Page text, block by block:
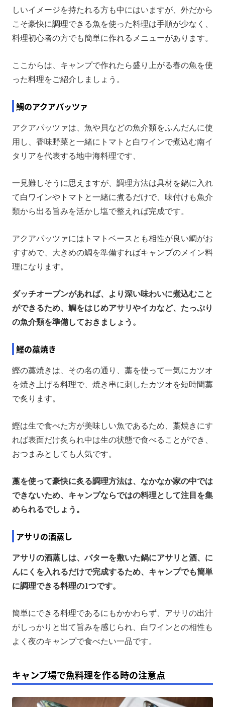
しいイメージを持たれる方も中にはいますが、外だから
こそ豪快に調理できる魚を使った料理は手順が少なく、
料理初心者の方でも簡単に作れるメニューがあります。
ここからは、キャンプで作れたら盛り上がる春の魚を使
った料理をご紹介しましょう。
鯛のアクアパッツァ
アクアパッツァは、魚や貝などの魚介類をふんだんに使
用し、香味野菜と一緒にトマトと白ワインで煮込む南イ
タリアを代表する地中海料理です、
一見難しそうに思えますが、調理方法は具材を鍋に入れ
て白ワインやトマトと一緒に煮るだけで、味付けも魚介
類から出る旨みを活かし塩で整えれば完成です。
アクアパッツァにはトマトベースとも相性が良い鯛がお
すすめで、大きめの鯛を準備すればキャンプのメイン料
理になります。
ダッチオーブンがあれば、より深い味わいに煮込むこと
ができるため、鯛をはじめアサリやイカなど、たっぷり
の魚介類を準備しておきましょう。
鰹の藁焼き
鰹の藁焼きは、その名の通り、藁を使って一気にカツオ
を焼き上げる料理で、焼き串に刺したカツオを短時間藁
で炙ります。
鰹は生で食べた方が美味しい魚であるため、藁焼きにす
れば表面だけ炙られ中は生の状態で食べることができ、
おつまみとしても人気です。
藁を使って豪快に炙る調理方法は、なかなか家の中では
できないため、キャンプならではの料理として注目を集
められるでしょう。
アサリの酒蒸し
アサリの酒蒸しは、バターを敷いた鍋にアサリと酒、に
んにくを入れるだけで完成するため、キャンプでも簡単
に調理できる料理の1つです。
簡単にできる料理であるにもかかわらず、アサリの出汁
がしっかりと出て旨みを感じられ、白ワインとの相性も
よく夜のキャンプで食べたい一品です。
キャンプ場で魚料理を作る時の注意点